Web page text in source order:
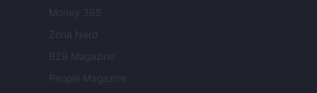
Money 365
Zona Nerd
B2B Magazine
People Magazine